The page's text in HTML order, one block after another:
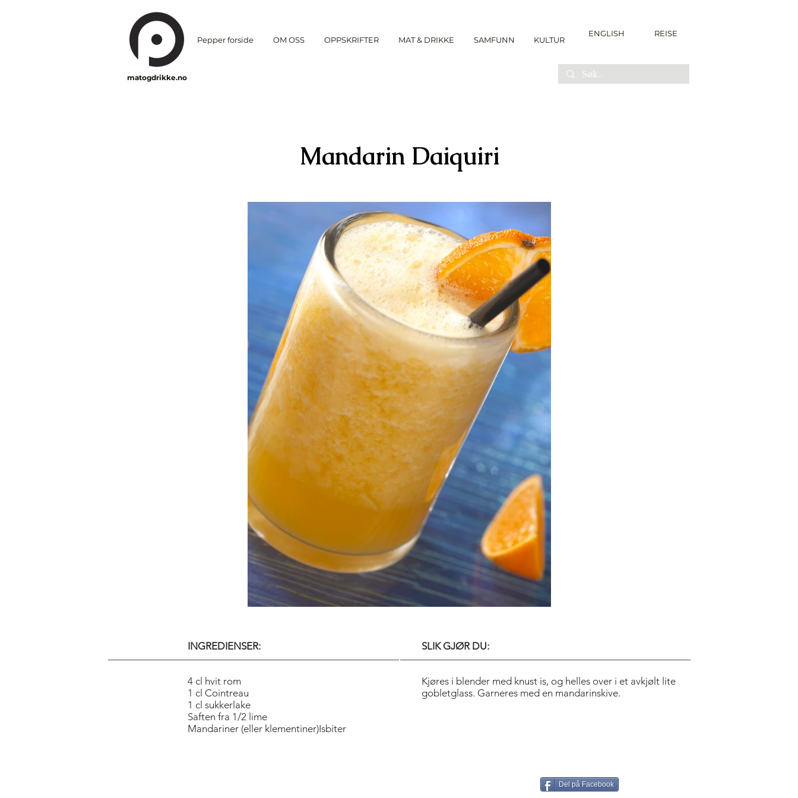
Pepper forside OM OSS OPPSKRIFTER MAT & DRIKKE SAMFUNN KULTUR
ENGLISH REISE
matogdrikke.no
Mandarin Daiquiri
INGREDIENSER:
4 cl hvit rom
1 cl Cointreau
1 cl sukkerlake
Saften fra 1/2 lime
Mandariner (eller klementiner)Isbiter
SLIK GJØR DU:
Kjøres i blender med knust is, og helles over i et avkjølt lite
gobletglass. Garneres med en mandarinskive.
Del på Facebook